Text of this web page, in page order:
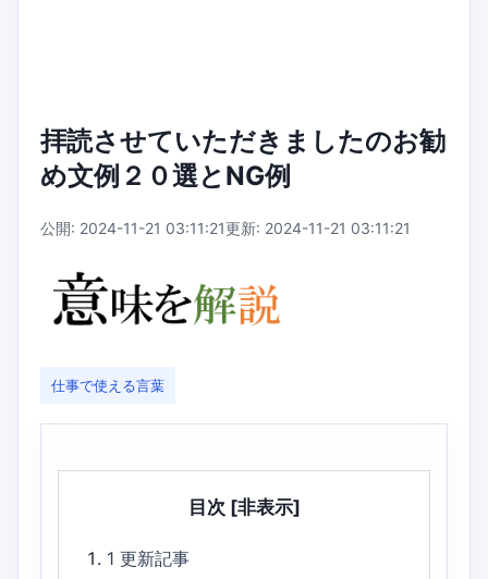
拝読させていただきましたのお勧
め文例２０選とNG例
公開: 2024-11-21 03:11:21更新: 2024-11-21 03:11:21
仕事で使える言葉
目次 [非表示]
1更新記事